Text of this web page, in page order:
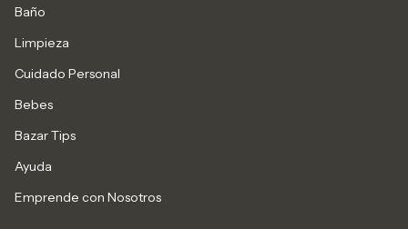
Baño
Limpieza
Cuidado Personal
Bebes
Bazar Tips
Ayuda
Emprende con Nosotros